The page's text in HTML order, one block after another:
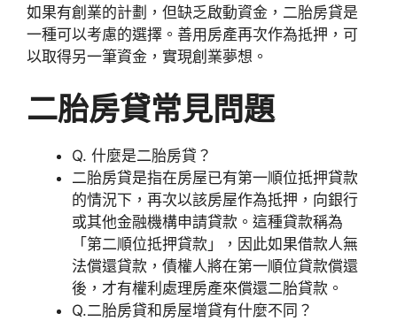
如果有創業的計劃，但缺乏啟動資金，二胎房貸是
一種可以考慮的選擇。善用房產再次作為抵押，可
以取得另一筆資金，實現創業夢想。
二胎房貸常見問題
Q. 什麼是二胎房貸？
二胎房貸是指在房屋已有第一順位抵押貸款
的情況下，再次以該房屋作為抵押，向銀行
或其他金融機構申請貸款。這種貸款稱為
「第二順位抵押貸款」，因此如果借款人無
法償還貸款，債權人將在第一順位貸款償還
後，才有權利處理房產來償還二胎貸款。
Q.二胎房貸和房屋增貸有什麼不同？